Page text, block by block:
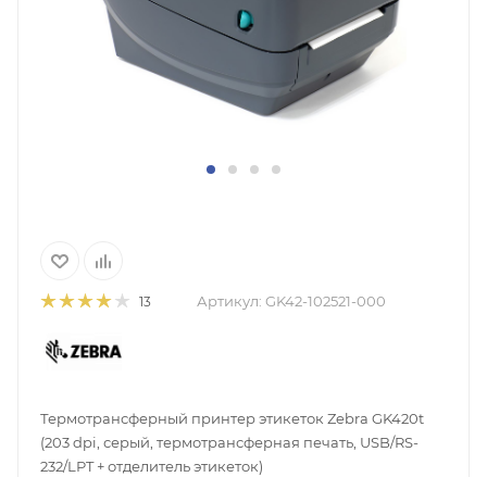
13 Артикул: GK42-102521-000
Термотрансферный принтер этикеток Zebra GK420t
(203 dpi, серый, термотрансферная печать, USB/RS-
232/LPT + отделитель этикеток)